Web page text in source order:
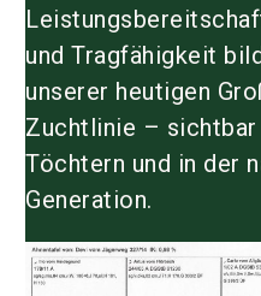
und Tragfähigkeit
unserer heutigen
Zuchtlinie – sichtbar
Töchtern und in der
Generation.